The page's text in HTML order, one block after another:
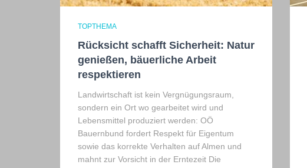
TOPTHEMA
Rücksicht schafft Sicherheit: Natur
genießen, bäuerliche Arbeit
respektieren
Landwirtschaft ist kein Vergnügungsraum,
sondern ein Ort wo gearbeitet wird und
Lebensmittel produziert werden: OÖ
Bauernbund fordert Respekt für Eigentum
sowie das korrekte Verhalten auf Almen und
mahnt zur Vorsicht in der Erntezeit Die